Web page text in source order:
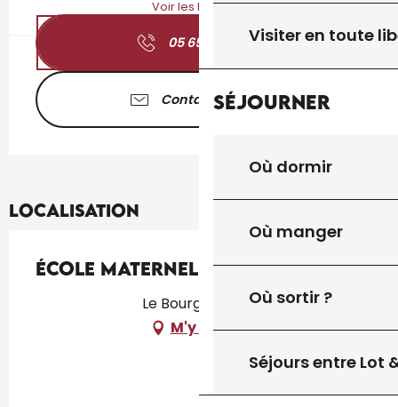
Visiter en toute
Séjourner
Où dormir
Où manger
Où sortir ?
Séjours entre Lot
Voir les horaires
05 65 37 65 ▒▒
Contactez-nous
Localisation
École Maternelle de Fajoles
Le Bourg, Fajoles
M'y rendre